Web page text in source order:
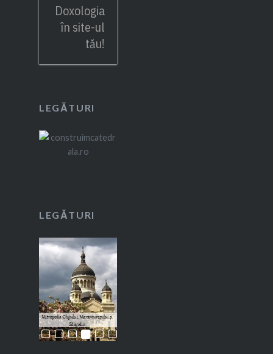
Doxologia
în site-ul
tău!
LEGĂTURI
LEGĂTURI